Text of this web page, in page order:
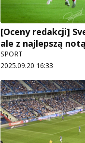
[Oceny redakcji]
ale z najlepszą notą
SPORT
2025.09.20 16:33